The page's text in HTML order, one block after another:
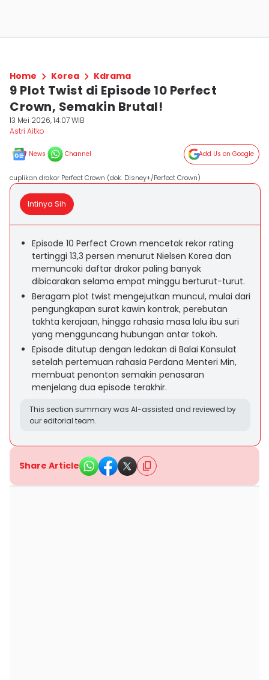
Home Korea Kdrama
9 Plot Twist di Episode 10 Perfect
Crown, Semakin Brutal!
13 Mei 2026, 14:07 WIB
Astri Aitko
News Channel Add Us on Google
cuplikan drakor Perfect Crown (dok. Disney+/Perfect Crown)
Intinya Sih
Episode 10 Perfect Crown mencetak rekor rating
tertinggi 13,3 persen menurut Nielsen Korea dan
memuncaki daftar drakor paling banyak
dibicarakan selama empat minggu berturut-turut.
Beragam plot twist mengejutkan muncul, mulai dari
pengungkapan surat kawin kontrak, perebutan
takhta kerajaan, hingga rahasia masa lalu ibu suri
yang mengguncang hubungan antar tokoh.
Episode ditutup dengan ledakan di Balai Konsulat
setelah pertemuan rahasia Perdana Menteri Min,
membuat penonton semakin penasaran
menjelang dua episode terakhir.
This section summary was AI-assisted and reviewed by
our editorial team.
Share Article